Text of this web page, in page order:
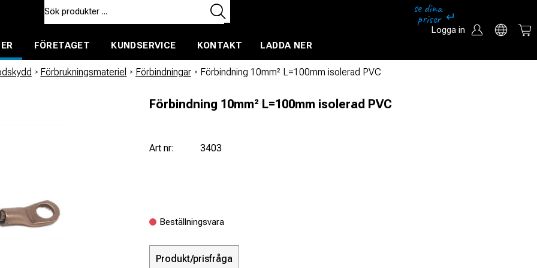
Logga in
FÖRETAGET KUNDSERVICE KONTAKT LADDA NER
/ Förbrukningsmateriel / Förbindningar / Förbindning 10mm² L=100mm isolerad PVC
Förbindning 10mm² L=100mm isolerad PVC
Art nr: 3403
Beställningsvara
Produkt/prisfråga